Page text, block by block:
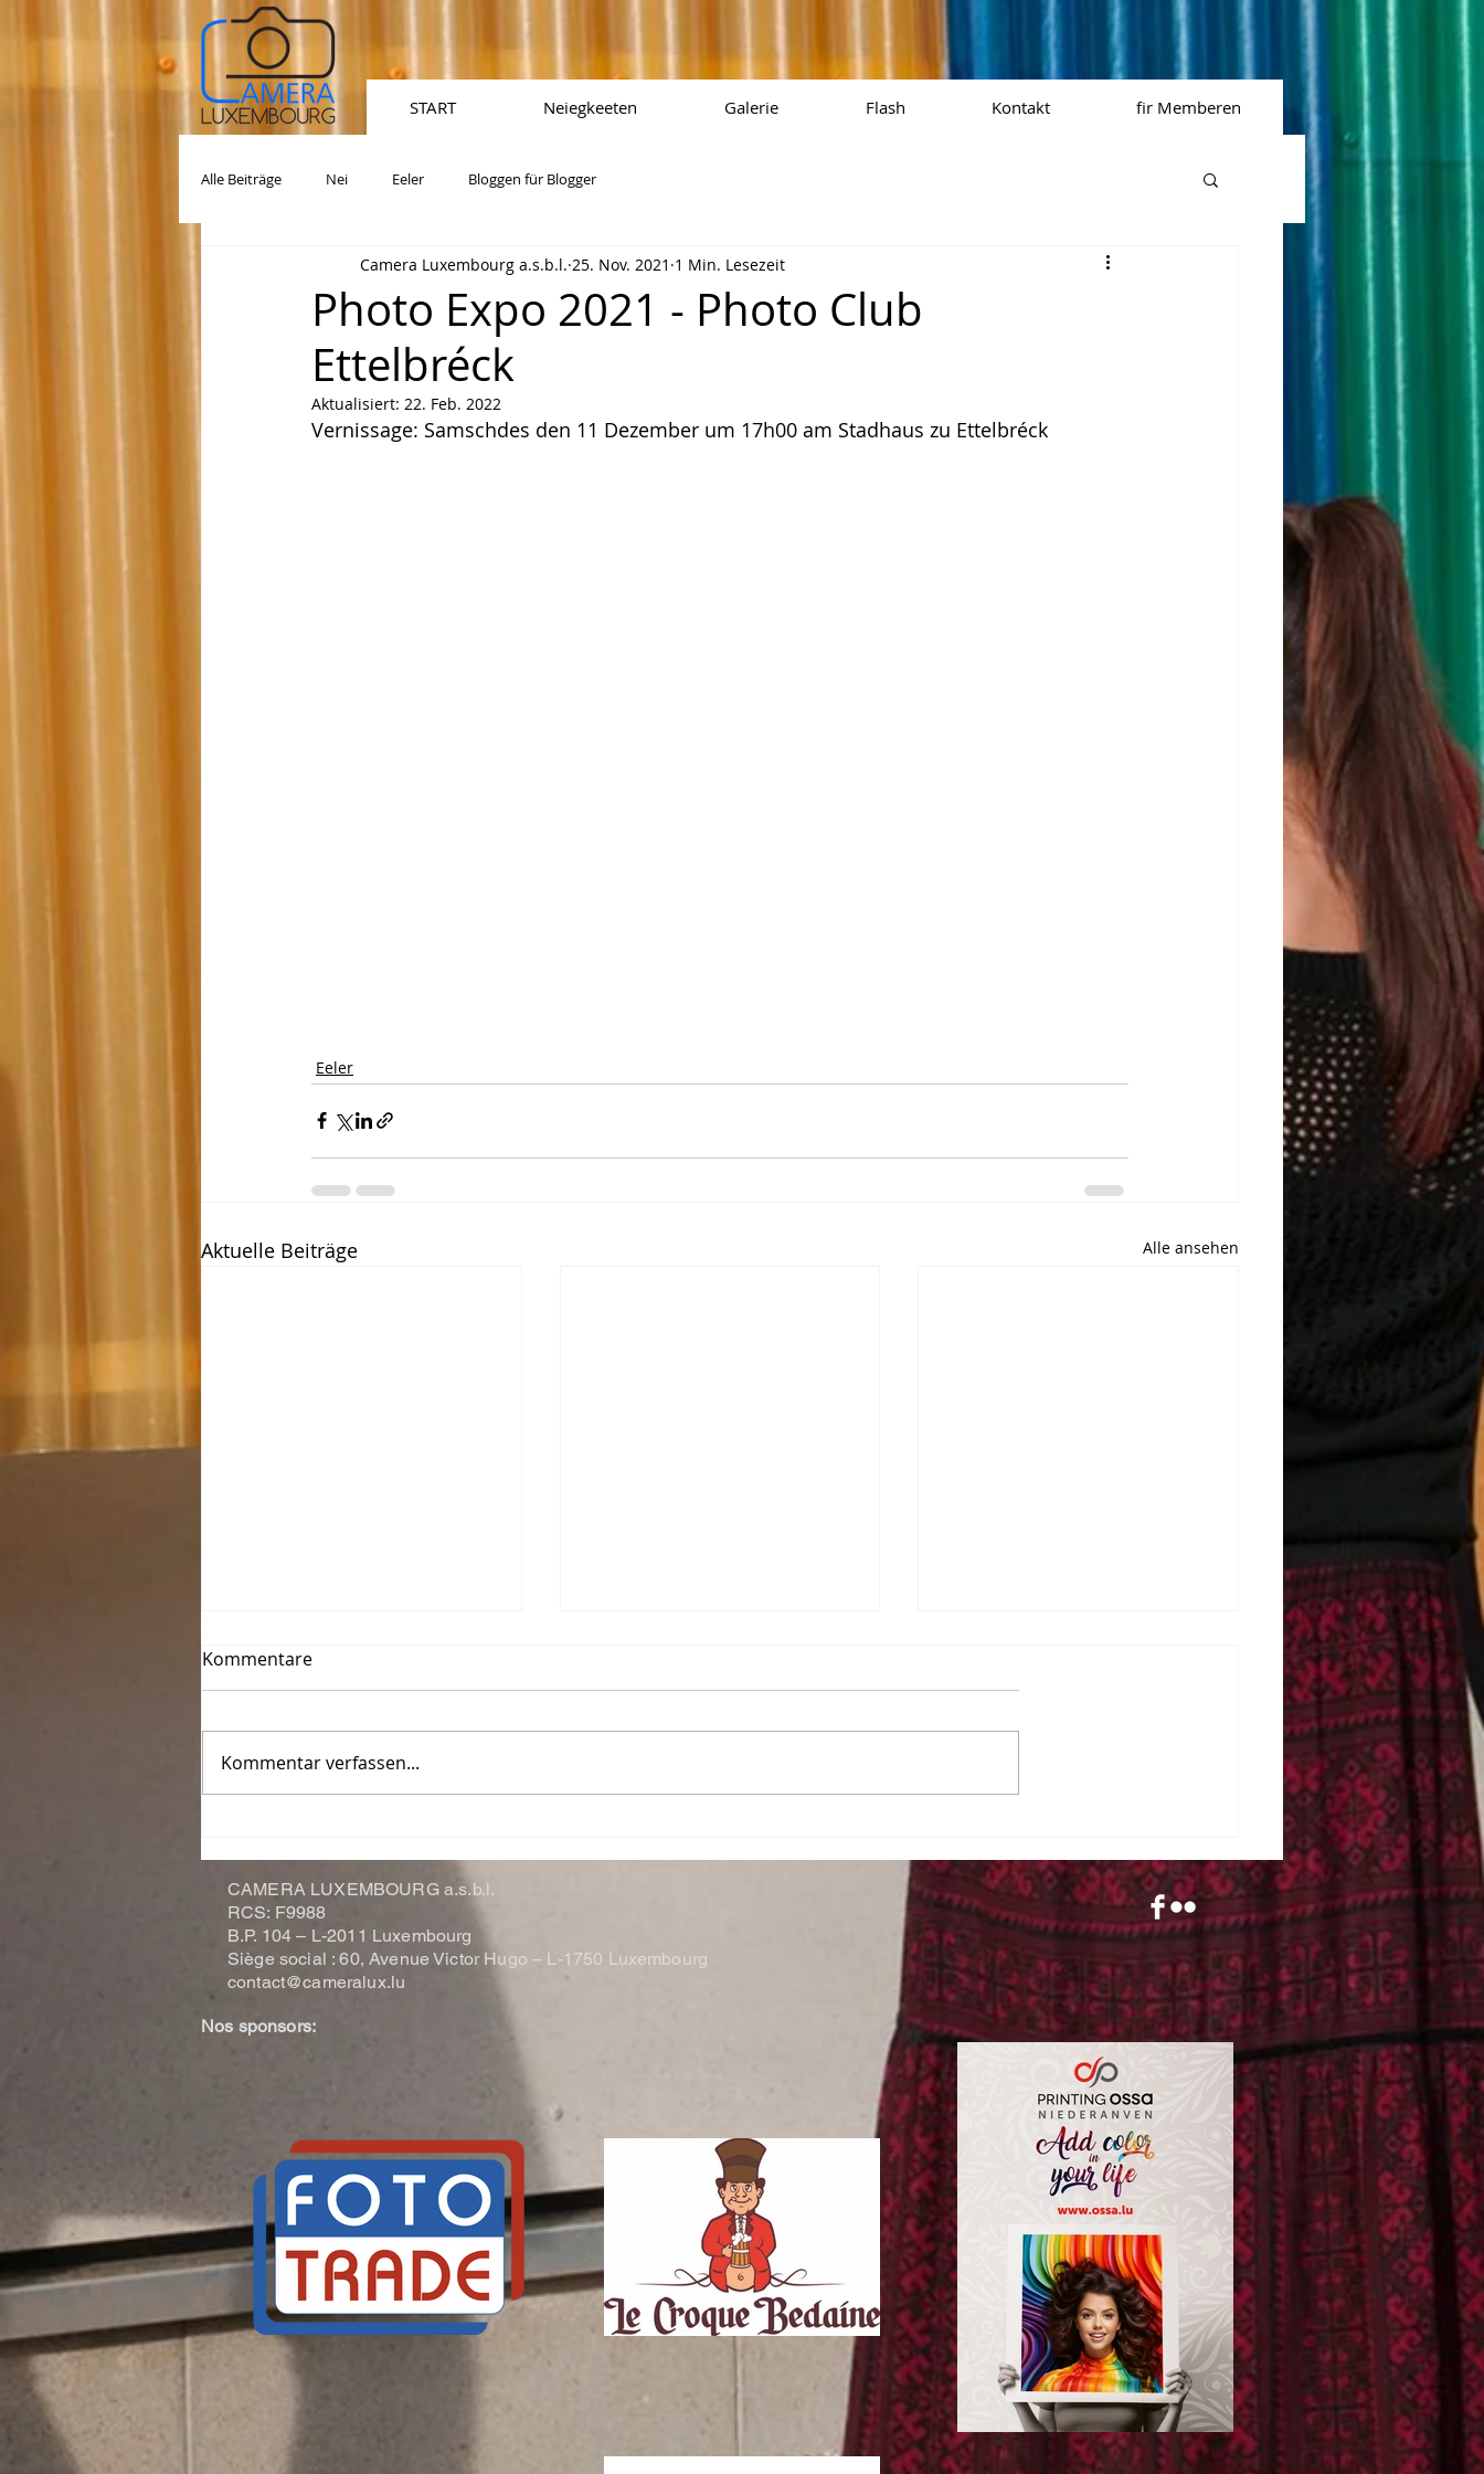
START Neiegkeeten Galerie Flash Kontakt fir Memberen
Alle Beiträge Nei Eeler Bloggen für Blogger
Photo Expo 2021 - Photo Club
Ettelbréck
Camera Luxembourg a.s.b.l. 25. Nov. 2021 1 Min. Lesezeit
Aktualisiert: 22. Feb. 2022
Vernissage: Samschdes den 11 Dezember um 17h00 am Stadhaus zu Ettelbréck
Eeler
Aktuelle Beiträge Alle ansehen
Yutz fête ses 50 ans
KIEFFER
the Cold” mam Laurent
NILLES
Kommentare
Kommentar verfassen...
CAMERA LUXEMBOURG a.s.b.l.
RCS: F9988
B.P. 104 – L-2011 Luxembourg
Siège social : 60, Avenue Victor Hugo – L-1750 Luxembourg
contact@cameralux.lu
Nos sponsors: